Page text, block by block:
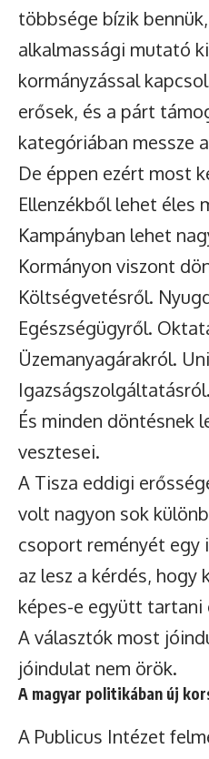
többsége bízik
alkalmassági mutató
kormányzással
erősek, és a párt
kategóriában messze
De éppen ezért most
Ellenzékből lehet éles
Kampányban lehet
Kormányon viszont
Költségvetésről.
Egészségügyről.
Üzemanyagárakról.
És minden döntésnek
vesztesei.
A Tisza eddigi
volt nagyon sok
csoport reményét egy
az lesz a kérdés, hogy
képes-e együtt tartani
A választók most
jóindulat nem örök.
A magyar politikában új
A Publicus Intézet